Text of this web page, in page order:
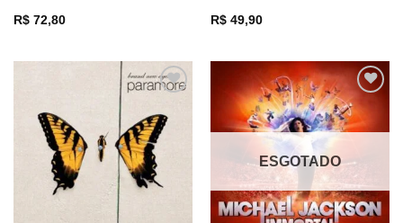
R$72,80 R$49,90
a lista de
desejos
Adicionar
a lista de
desejos
ESGOTADO